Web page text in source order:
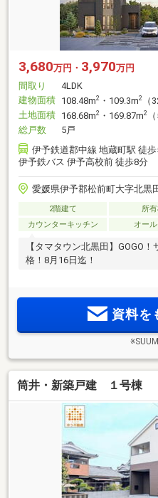
3,680万円・ 3,970万円
間取り
4LDK
建物面積 108.48m2 ・109.3m2
（
土地面積 168.68m2 ・169.87m2
総戸数
5戸
伊予鉄道郡中線 地蔵町駅 徒歩
伊予鉄バス 伊予高校前 徒歩8分
愛媛県伊予郡松前町大字北黒
2階建て 所
カウンターキッチン
オー
【タマタウン北黒田】GOGO
格！8月16日迄！
資料を
筒井・新築戸建 １号棟